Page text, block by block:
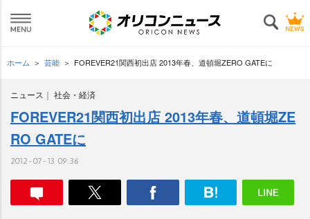
ホーム 芸能 FOREVER21関西初出店 2013年春、道頓堀ZERO GATEに
ニュース 社会・経済
FOREVER21関西初出店 2013年春、道頓堀ZE
RO GATEに
2012-07-13 09:36